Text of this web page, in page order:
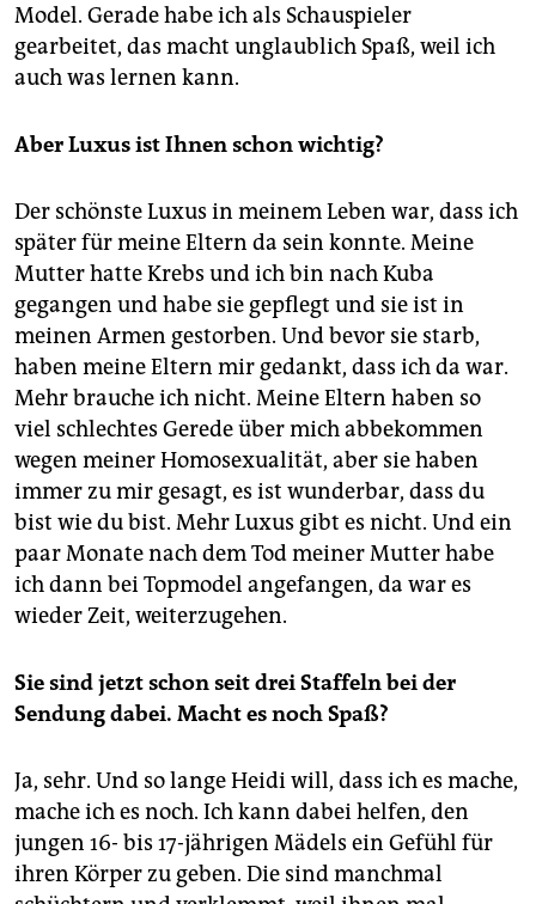
Model. Gerade habe ich als Schauspieler
gearbeitet, das macht unglaublich Spaß, weil ich
auch was lernen kann.
Aber Luxus ist Ihnen schon wichtig?
Der schönste Luxus in meinem Leben war, dass ich
später für meine Eltern da sein konnte. Meine
Mutter hatte Krebs und ich bin nach Kuba
gegangen und habe sie gepflegt und sie ist in
meinen Armen gestorben. Und bevor sie starb,
haben meine Eltern mir gedankt, dass ich da war.
Mehr brauche ich nicht. Meine Eltern haben so
viel schlechtes Gerede über mich abbekommen
wegen meiner Homosexualität, aber sie haben
immer zu mir gesagt, es ist wunderbar, dass du
bist wie du bist. Mehr Luxus gibt es nicht. Und ein
paar Monate nach dem Tod meiner Mutter habe
ich dann bei Topmodel angefangen, da war es
wieder Zeit, weiterzugehen.
Sie sind jetzt schon seit drei Staffeln bei der
Sendung dabei. Macht es noch Spaß?
Ja, sehr. Und so lange Heidi will, dass ich es mache,
mache ich es noch. Ich kann dabei helfen, den
jungen 16- bis 17-jährigen Mädels ein Gefühl für
ihren Körper zu geben. Die sind manchmal